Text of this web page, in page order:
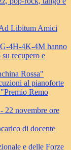
Libitum Amici
4H-4K-4M hanno
recupero e
Rossa"
al pianoforte
Remo
22 novembre ore
di docente
e delle Forze